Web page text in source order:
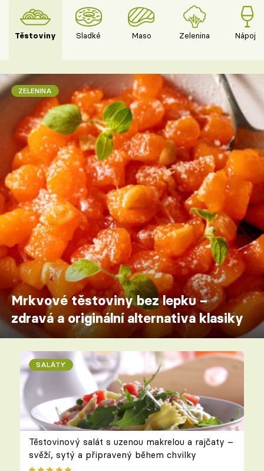
Těstoviny Sladké Maso Zelenina Nápoje
ZELENINA
Mrkvové těstoviny bez lepku –
zdravá a originální alternativa klasiky
SALÁTY
Těstovinový salát s uzenou makrelou a rajčaty –
svěží, sytý a připravený během chvilky